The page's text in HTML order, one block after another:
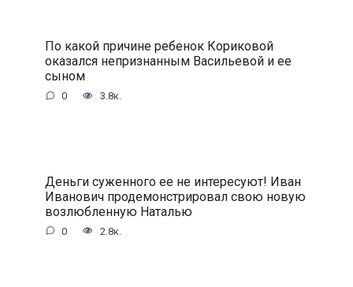
По какой причине ребенок Кориковой
оказался непризнанным Васильевой и ее
сыном
0 3.8к.
Деньги суженного ее не интересуют! Иван
Иванович продемонстрировал свою новую
возлюбленную Наталью
0 2.8к.